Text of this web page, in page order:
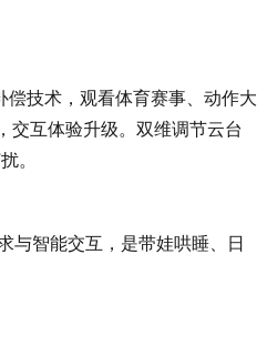
技术，观看体育赛事、动作大
交互体验升级。双维调节云台
。
与智能交互，是带娃哄睡、日